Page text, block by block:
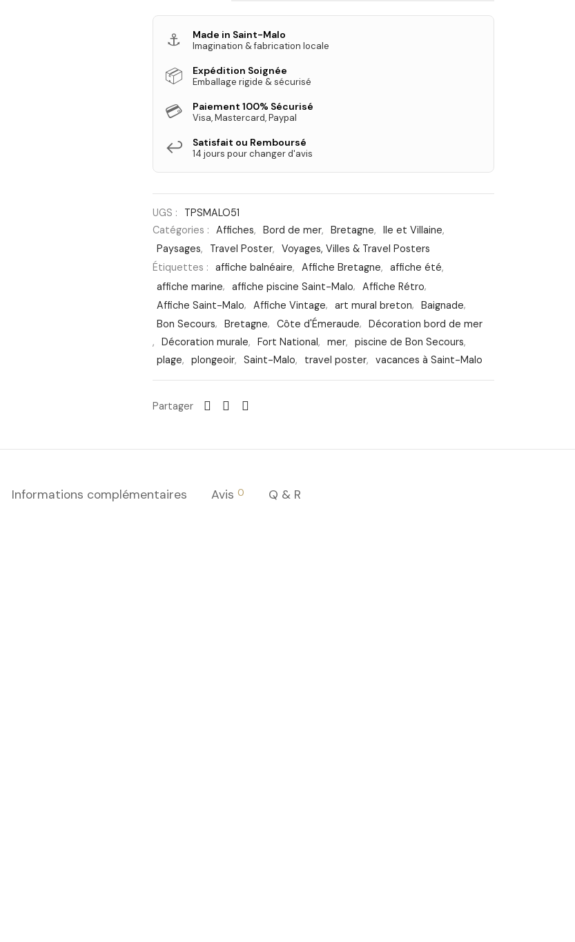
⚓ Made in Saint-Malo
Imagination & fabrication locale
📦 Expédition Soignée
Emballage rigide & sécurisé
💳 Paiement 100% Sécurisé
Visa, Mastercard, Paypal
↩️ Satisfait ou Remboursé
14 jours pour changer d'avis
UGS :
TPSMALO51
Catégories :
Affiches, Bord de mer, Bretagne, Ile et Villaine,
Paysages, Travel Poster,
Voyages, Villes & Travel Posters
Étiquettes :
affiche balnéaire, Affiche Bretagne, affiche été,
affiche marine, affiche piscine Saint-Malo, Affiche Rétro,
Affiche Saint-Malo, Affiche Vintage, art mural breton, Baignade,
Bon Secours, Bretagne, Côte d'Émeraude,
Décoration bord de mer
,
Décoration murale, Fort National, mer, piscine de Bon Secours,
plage, plongeoir, Saint-Malo, travel poster, vacances à Saint-Malo
Partager
Informations complémentaires Avis 0 Q & R